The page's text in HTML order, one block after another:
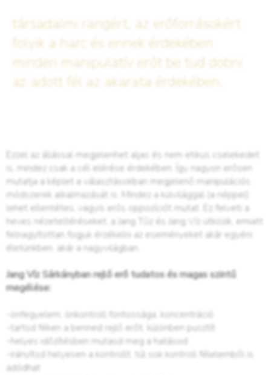
társadalmi rangért, az erőforrásokért
folyik a harc és ennek érdekében
minden manipulatív erőt be tud dobni
az adott fél az akarata érdekében.
Ezzel az állással megjelenhet aljas és nem etikus cselekedet
is, mindez csak a cél elérése érdekében. Így nagyon erősen
mutatja a képlet a választásokban megjelenő manipulációs
módszerek alkalmazását is. Mindez a külvilággal (a néppel)
lehet ellentétes, vagyis erős oppozíciót mutat. Ez felveti a
heves nézeteltéréseket, a Jang Tűz és Jang Víz ütközik, emiatt
felnagyítottan fogjuk érzékelni az eseményeket akár egyéni
életünkben, akár a nagyvilágban.
Jang Víz Sárkányban rejlő erő tudatos és magas szintű
megélése:
-önfegyelem, önkontroll fontossága, koncentráció
-tartsd féken a benned rejlő erőt, különben pusztít
-helyes időzítésben mutasd meg a hatásod
-irányítsd helyesen a kontrollt, túl sok kontroll félelemből is
adódhat